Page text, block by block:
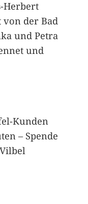
Herbert
von der Bad
und Petra
und
Kunden
– Spende